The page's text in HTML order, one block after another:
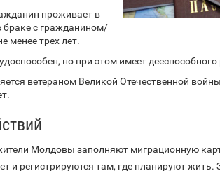
проживает в
браке с гражданином/
менее трех лет.
но при этом имеет
ветераном Великой Отечественной
Молдовы заполняют миграционную
и регистрируются там, где планируют